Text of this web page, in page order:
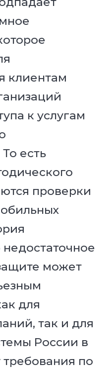
клиентам
к услугам
есть
проверки
недостаточное
может
для
так и для
России в
по